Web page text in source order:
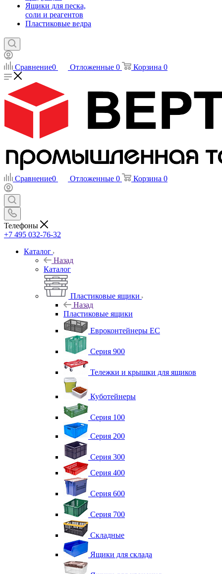
Ящики для песка,
соли и реагентов
Пластиковые ведра
Сравнение0 Отложенные 0 Корзина 0
Сравнение0 Отложенные 0 Корзина 0
Телефоны
+7 495 032-76-32
Каталог
Назад
Каталог
Пластиковые ящики
Назад
Пластиковые ящики
Евроконтейнеры ЕС
Серия 900
Тележки и крышки для ящиков
Куботейнеры
Серия 100
Серия 200
Серия 300
Серия 400
Серия 600
Серия 700
Складные
Ящики для склада